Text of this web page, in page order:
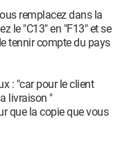
remplacez dans la
le "C13" en "F13" et se
tennir compte du pays
: "car pour le client
livraison "
que la copie que vous